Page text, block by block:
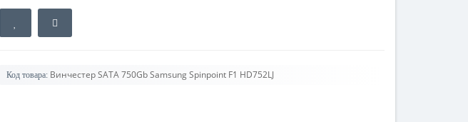
Код товара: Винчестер SATA 750Gb Samsung Spinpoint F1 HD752LJ